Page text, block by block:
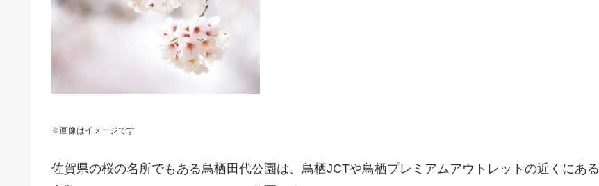
※画像はイメージです
佐賀県の桜の名所でもある鳥栖田代公園は、鳥栖JCTや鳥栖プレミアムアウトレットの近くにある